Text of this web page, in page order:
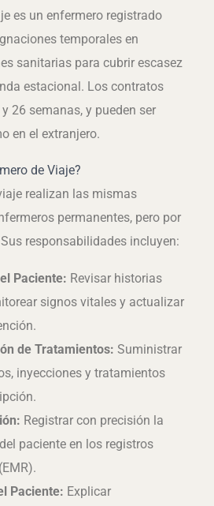
es un enfermero registrado
temporales en
sanitarias para cubrir escasez
estacional. Los contratos
26 semanas, y pueden ser
en el extranjero.
de Viaje?
realizan las mismas
permanentes, pero por
responsabilidades incluyen:
Paciente: Revisar historias
signos vitales y actualizar
de Tratamientos: Suministrar
inyecciones y tratamientos
Registrar con precisión la
paciente en los registros
Paciente: Explicar